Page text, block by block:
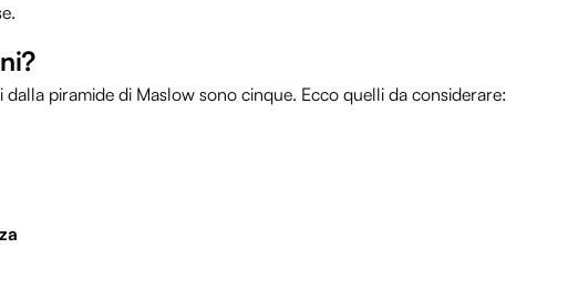
piramide di Maslow sono cinque. Ecco quelli da considerare: